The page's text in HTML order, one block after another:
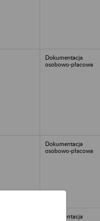
Dokumentacja
osobowo-płacowa
Dokumentacja
osobowo-płacowa
Dokumentacja